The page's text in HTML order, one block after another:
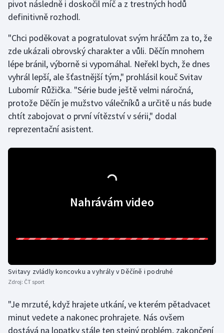
Krasobruslení
Lyže a snowboard
Moderní pětiboj
Motorsport
Olympijské hry
Parasport
Plážový volejbal
Rychlostní kanoistika
Sportovní střelba
pivot následně i doskočil míč a z trestných hodů
definitivně rozhodl.
"Chci poděkovat a pogratulovat svým hráčům za to, že
zde ukázali obrovský charakter a vůli. Děčín mnohem
lépe bránil, výborně si vypomáhal. Neřekl bych, že dnes
vyhrál lepší, ale šťastnější tým," prohlásil kouč Svitav
Lubomír Růžička. "Série bude ještě velmi náročná,
protože Děčín je mužstvo válečníků a určitě u nás bude
chtít zabojovat o první vítězství v sérii," dodal
reprezentační asistent.
Nahrávám video
Svitavy zvládly koncovku a vyhrály v Děčíně i podruhé
Zdroj: ČT sport
"Je mrzuté, když hrajete utkání, ve kterém pětadvacet
minut vedete a nakonec prohrajete. Nás ovšem
dostává na lopatky stále ten stejný problém, zakončení